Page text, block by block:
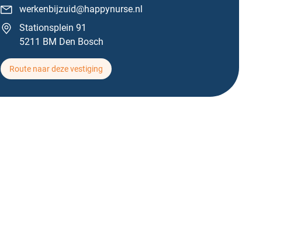
werkenbijzuid@happynurse.nl
Stationsplein 91
5211 BM Den Bosch
Route naar deze vestiging